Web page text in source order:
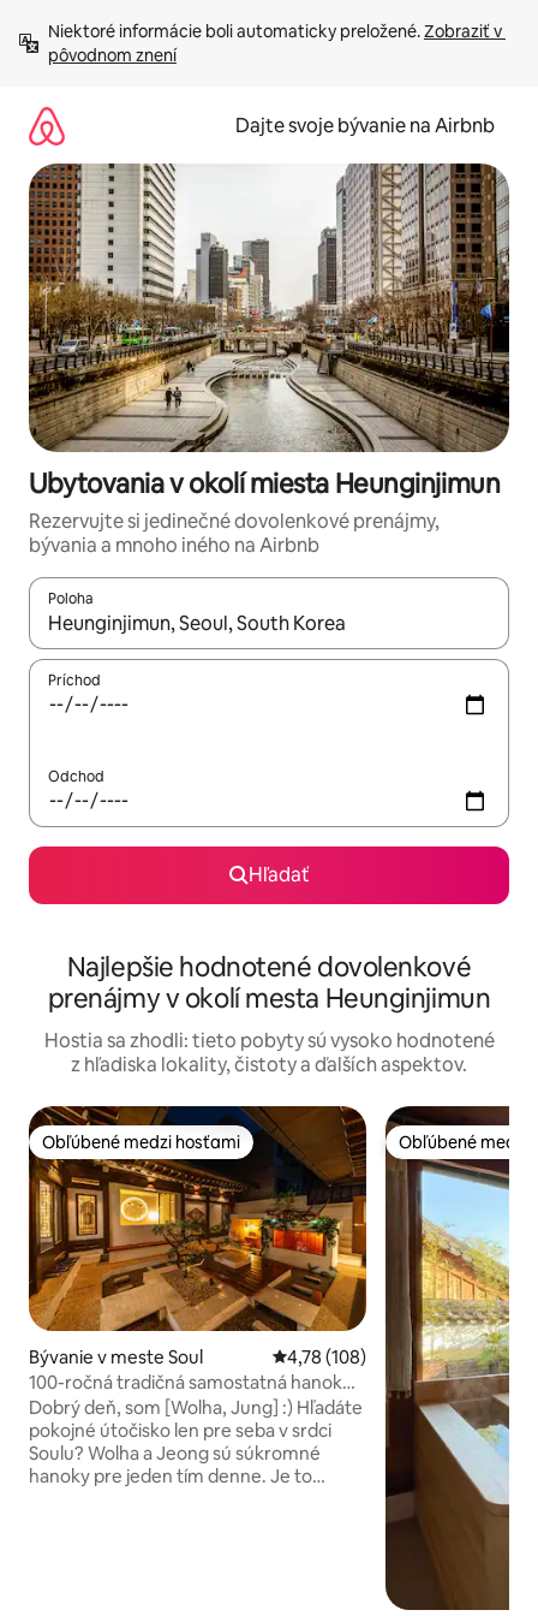
obsah.
Niektoré informácie boli automaticky preložené. Zobraziť v
pôvodnom znení
Dajte svoje bývanie na Airbnb
Ubytovania v okolí miesta Heunginjimun
Rezervujte si jedinečné dovolenkové prenájmy,
bývania a mnoho iného na Airbnb
Poloha
Keď budú výsledky k dispozícii, môžete si ich prechádzať
Príchod
Odchod
Hľadať
Najlepšie hodnotené dovolenkové
prenájmy v okolí mesta Heunginjimun
Hostia sa zhodli: tieto pobyty sú vysoko hodnotené
z hľadiska lokality, čistoty a ďalších aspektov.
Obľúbené medzi hosťami
Obľúbené medzi hosťami
Bývanie v meste Soul Priemerné ohodnotenie 4,78 z
4,78 (108)
100-ročná tradičná samostatná hanok
#Dongdaemun #Myeong-dong
#Jongno #Palác Gyeongbok #2
vnútorné toalety #Bezplatná vírivka
wolha.jeong
Dobrý deň, som [Wolha, Jung] :) Hľadáte
pokojné útočisko len pre seba v srdci
Soulu? Wolha a Jeong sú súkromné
hanoky pre jeden tím denne. Je to
Obľúbené medzi
Obľúbené medzi